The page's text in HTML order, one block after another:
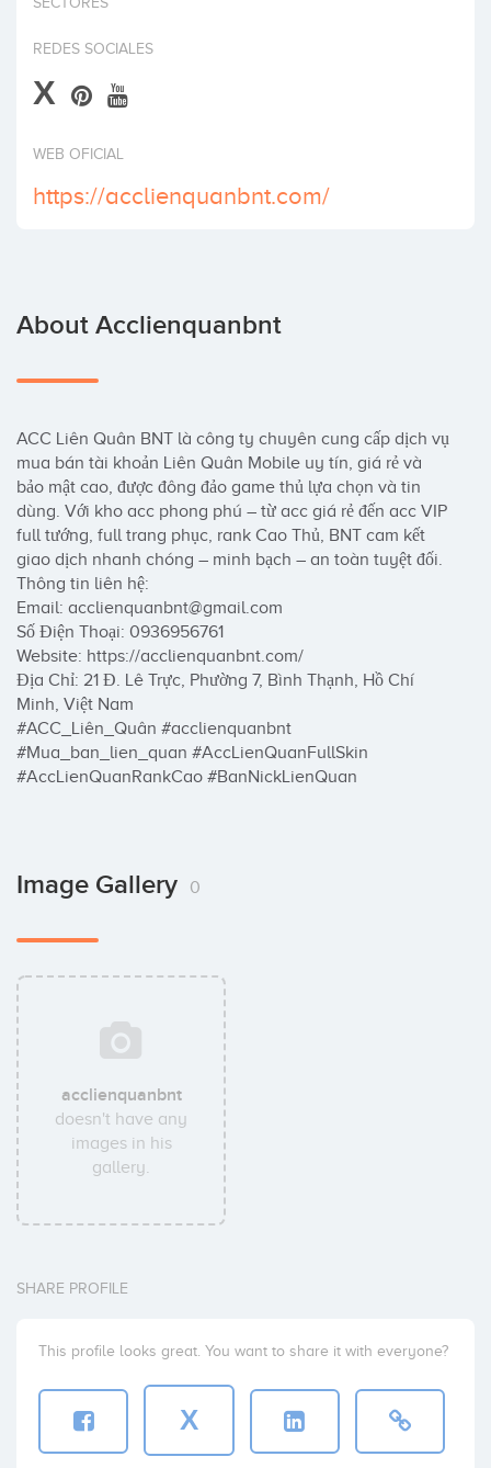
REDES SOCIALES
X
WEB OFICIAL
https://acclienquanbnt.com/
About Acclienquanbnt
ACC Liên Quân BNT là công ty chuyên cung cấp dịch vụ
mua bán tài khoản Liên Quân Mobile uy tín, giá rẻ và
bảo mật cao, được đông đảo game thủ lựa chọn và tin
dùng. Với kho acc phong phú – từ acc giá rẻ đến acc VIP
full tướng, full trang phục, rank Cao Thủ, BNT cam kết
giao dịch nhanh chóng – minh bạch – an toàn tuyệt đối.
Thông tin liên hệ:
Email: acclienquanbnt@gmail.com
Số Điện Thoại: 0936956761
Website: https://acclienquanbnt.com/
Địa Chỉ: 21 Đ. Lê Trực, Phường 7, Bình Thạnh, Hồ Chí
Minh, Việt Nam
#ACC_Liên_Quân #acclienquanbnt
#Mua_ban_lien_quan #AccLienQuanFullSkin
#AccLienQuanRankCao #BanNickLienQuan
Image Gallery 0
acclienquanbnt
doesn't have any
images in his
gallery.
SHARE PROFILE
This profile looks great. You want to share it with everyone?
X